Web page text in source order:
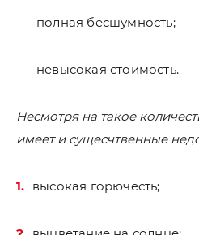
полная бесшумность;
невысокая стоимость.
Несмотря на такое
имеет и сущесчтвенные
высокая горючесть;